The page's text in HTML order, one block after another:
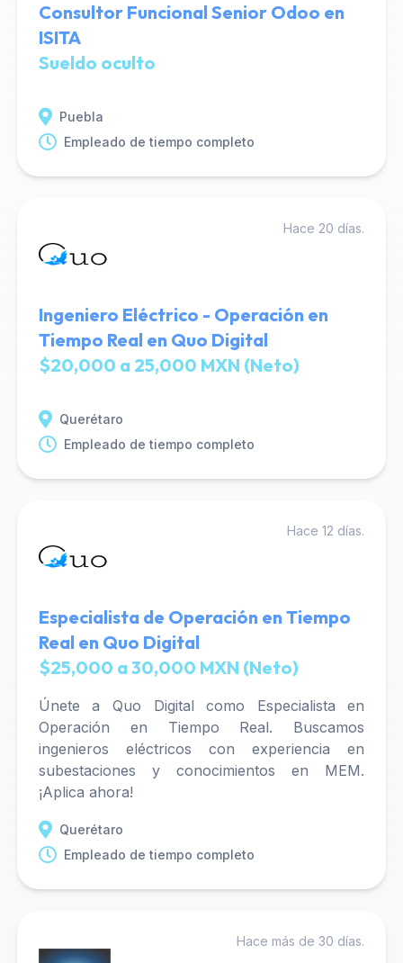
Consultor Funcional Senior Odoo en
ISITA
Sueldo oculto
Puebla
Empleado de tiempo completo
Hace 20 días.
Ingeniero Eléctrico - Operación en
Tiempo Real en Quo Digital
$20,000 a 25,000 MXN (Neto)
Querétaro
Empleado de tiempo completo
Hace 12 días.
Especialista de Operación en Tiempo
Real en Quo Digital
$25,000 a 30,000 MXN (Neto)
Únete a Quo Digital como Especialista en
Operación en Tiempo Real. Buscamos
ingenieros eléctricos con experiencia en
subestaciones y conocimientos en MEM.
¡Aplica ahora!
Querétaro
Empleado de tiempo completo
Hace más de 30 días.